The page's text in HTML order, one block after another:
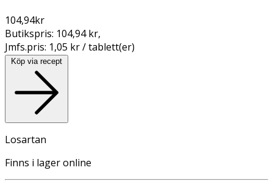
104,94kr
Butikspris: 104,94 kr,
Jmfs.pris: 1,05 kr / tablett(er)
Köp via recept
Losartan
Finns i lager online